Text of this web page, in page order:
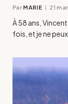
Par MARIE 21
À 58 ans,
fois, et je ne